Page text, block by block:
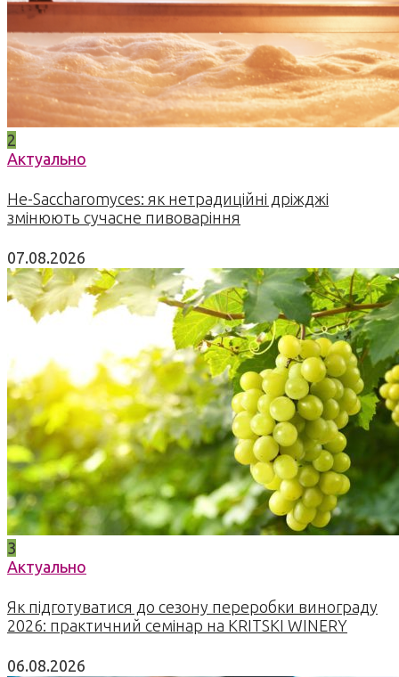
2
Актуально
Не-Saccharomyces: як нетрадиційні дріжджі
змінюють сучасне пивоваріння
07.08.2026
3
Актуально
Як підготуватися до сезону переробки винограду
2026: практичний семінар на KRITSKI WINERY
06.08.2026